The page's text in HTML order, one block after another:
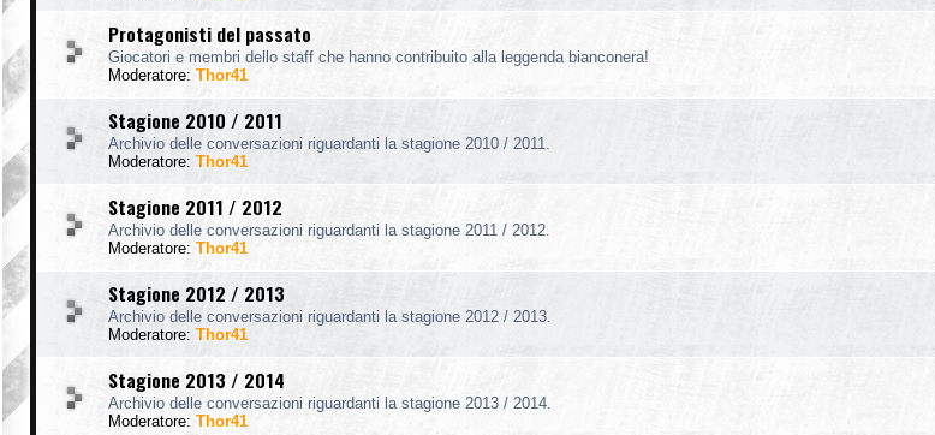
Protagonisti del passato
Giocatori e membri dello staff che hanno contribuito alla leggenda bianconera!
Moderatore: Thor41
Stagione 2010 / 2011
Archivio delle conversazioni riguardanti la stagione 2010 / 2011.
Moderatore: Thor41
Stagione 2011 / 2012
Archivio delle conversazioni riguardanti la stagione 2011 / 2012.
Moderatore: Thor41
Stagione 2012 / 2013
Archivio delle conversazioni riguardanti la stagione 2012 / 2013.
Moderatore: Thor41
Stagione 2013 / 2014
Archivio delle conversazioni riguardanti la stagione 2013 / 2014.
Moderatore: Thor41